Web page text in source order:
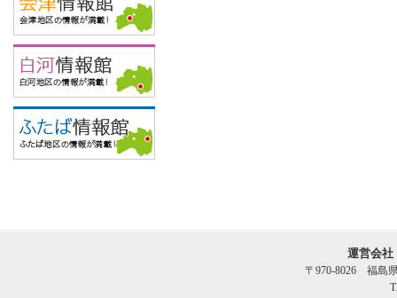
運営会
〒970-8026 福島